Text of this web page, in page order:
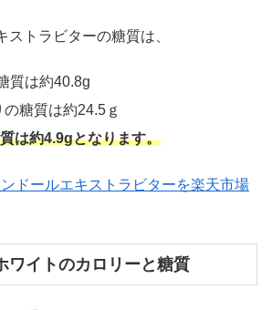
ストラビターの糖質は、
質は約40.8g
糖質は約24.5ｇ
は約4.9gとなります。
ドールエキストラビターを楽天市場
ワイトのカロリーと糖質